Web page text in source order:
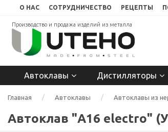
О НАС СОТРУДНИЧЕСТВО РЕЦЕПТЫ
Производство и продажа изделий из металла
Автоклавы Дистилляторы
Главная Автоклавы Автоклавы из
Автоклав "А16 electro"